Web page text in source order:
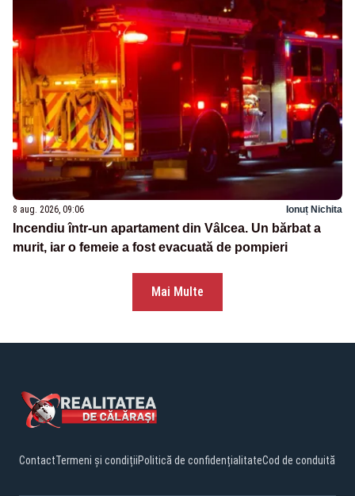
8 aug. 2026, 09:06 Ionuț Nichita
Incendiu într-un apartament din Vâlcea. Un bărbat a
murit, iar o femeie a fost evacuată de pompieri
Mai Multe
ContactTermeni și condițiiPolitică de confidențialitateCod de conduită